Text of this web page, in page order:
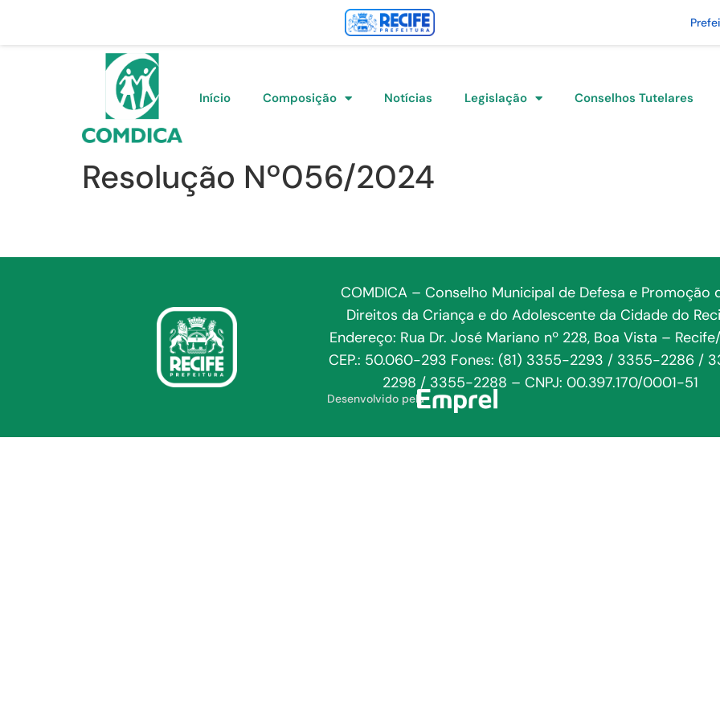
Início Composição Notícias Legislação Conselhos Tutelares
Resolução Nº056/2024
COMDICA – Conselho Municipal de Defesa e Promoção
Direitos da Criança e do Adolescente da Cidade do
Endereço: Rua Dr. José Mariano nº 228, Boa Vista –
CEP.: 50.060-293 Fones: (81) 3355-2293 / 3355-2286 /
2298 / 3355-2288 – CNPJ: 00.397.170/0001-51
Desenvolvido pela